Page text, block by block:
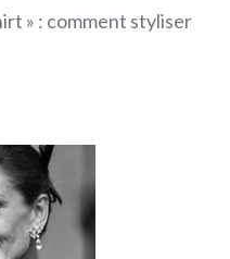
» : comment styliser